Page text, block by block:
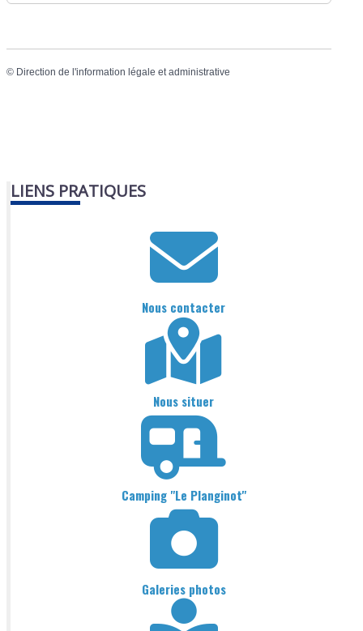
© Direction de l'information légale et administrative
LIENS PRATIQUES
Nous contacter
Nous situer
Camping "Le Planginot"
Galeries photos